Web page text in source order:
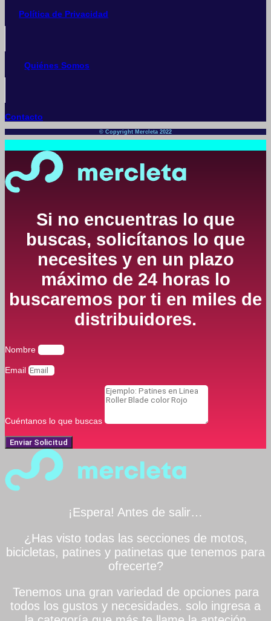
Política de Privacidad
Quiénes Somos
Contacto
© Copyright Mercleta 2022
Si no encuentras lo que
buscas, solicítanos lo que
necesites y en un plazo
máximo de 24 horas lo
buscaremos por ti en miles de
distribuidores.
Nombre
Email
Cuéntanos lo que buscas
Enviar Solicitud
¡Espera! Antes de salir…
¿Has visto todas las secciones de motos,
bicicletas, patines y patinetas que tenemos para
ofrecerte?
Tenemos una gran variedad de opciones para
todos los gustos y necesidades. solo ingresa a